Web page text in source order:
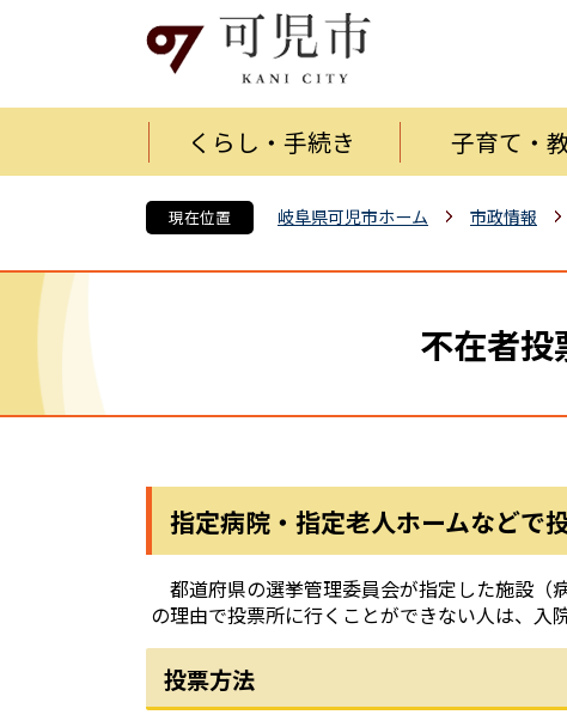
くらし・手続き 子育て・
現在位置 岐阜県可児市ホーム 市政情報
不在者投
指定病院・指定老人ホームなどで
都道府県の選挙管理委員会が指定した施設（
の理由で投票所に行くことができない人は、入
投票方法